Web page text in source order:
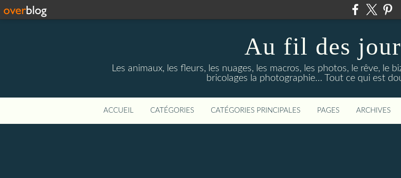
Au fil des
Les animaux, les fleurs, les nuages, les macros, les photos, le rêve, le
bricolages la photographie... Tout ce qui est
ACCUEIL CATÉGORIES CATÉGORIES PRINCIPALES PAGES ARCHIVES